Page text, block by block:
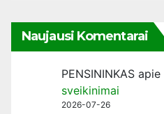
Naujausi Komentarai
PENSININKAS apie
sveikinimai
2026-07-26